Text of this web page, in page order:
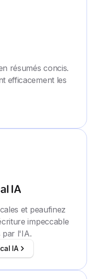
résumés concis.
efficacement les
IA
et peaufinez
impeccable
par l'IA.
IA